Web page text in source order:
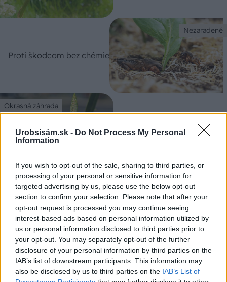
Urobsisám.sk - Do Not Process My Personal
Information
If you wish to opt-out of the sale, sharing to third parties, or
processing of your personal or sensitive information for
targeted advertising by us, please use the below opt-out
section to confirm your selection. Please note that after your
opt-out request is processed you may continue seeing
interest-based ads based on personal information utilized by
us or personal information disclosed to third parties prior to
your opt-out. You may separately opt-out of the further
disclosure of your personal information by third parties on the
IAB’s list of downstream participants. This information may
also be disclosed by us to third parties on the IAB’s List of
Nezaradené
Proti škodcom bez chémie
Okrasná záhrada
oleandri
Kávová usadenina nemusí
patriť do odpadu! Pozrite
sa, ako ju môžete využiť
doma a v záhrade
Okrasná záhrada
Prišiel čas zbaviť sa buriny.